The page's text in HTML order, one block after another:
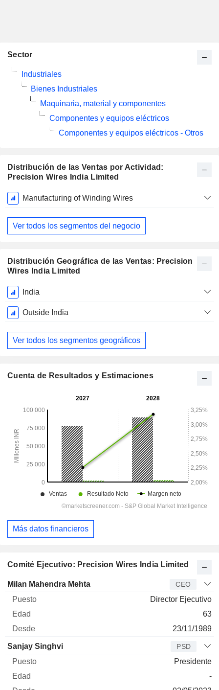
Distribución de las Ventas por Actividad:
Precision Wires India Limited
Período
fiscal:
Marzo
Manufacturing of Winding Wires
Ver todos los segmentos del negocio
Distribución Geográfica de las Ventas: Precision
Wires India Limited
Período
fiscal:
Marzo
India
Outside India
Ver todos los segmentos geográficos
Comité Ejecutivo: Precision Wires India Limited
Director Puesto Edad
Milan Mahendra Mehta CEO
Director Ejecutivo
63
23/11/1989
Sanjay Singhvi PSD
Presidente
-
Sector
Industriales
Bienes Industriales
Maquinaria, material y componentes
Componentes y equipos eléctricos
Componentes y equipos eléctricos - Otros
Cuenta de Resultados y Estimaciones
Más datos financieros